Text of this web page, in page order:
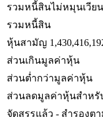
รวมหนี้สินไม่หมุนเวียน
รวมหนี้สิน
หุ้นสามัญ
ส่วนเกินมูลค่าหุ้น
ส่วนต่ำกว่ามูลค่าหุ้น
ส่วนลดมูลค่าหุ้นสำห
จัดสรรแล้ว - สำรองต